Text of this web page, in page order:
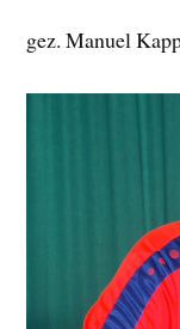
gez. Manuel